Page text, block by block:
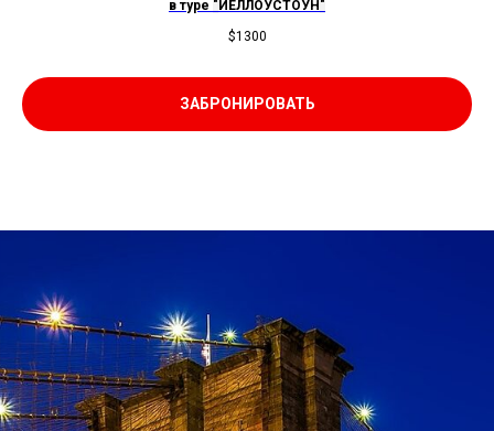
в туре " ЙЕЛЛОУСТОУН "
$1300
ЗАБРОНИРОВАТЬ